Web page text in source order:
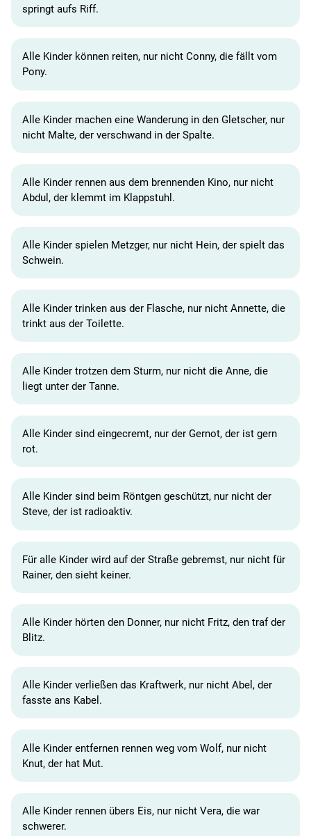
springt aufs Riff.
Alle Kinder können reiten, nur nicht Conny, die fällt vom
Pony.
Alle Kinder machen eine Wanderung in den Gletscher, nur
nicht Malte, der verschwand in der Spalte.
Alle Kinder rennen aus dem brennenden Kino, nur nicht
Abdul, der klemmt im Klappstuhl.
Alle Kinder spielen Metzger, nur nicht Hein, der spielt das
Schwein.
Alle Kinder trinken aus der Flasche, nur nicht Annette, die
trinkt aus der Toilette.
Alle Kinder trotzen dem Sturm, nur nicht die Anne, die
liegt unter der Tanne.
Alle Kinder sind eingecremt, nur der Gernot, der ist gern
rot.
Alle Kinder sind beim Röntgen geschützt, nur nicht der
Steve, der ist radioaktiv.
Für alle Kinder wird auf der Straße gebremst, nur nicht für
Rainer, den sieht keiner.
Alle Kinder hörten den Donner, nur nicht Fritz, den traf der
Blitz.
Alle Kinder verließen das Kraftwerk, nur nicht Abel, der
fasste ans Kabel.
Alle Kinder entfernen rennen weg vom Wolf, nur nicht
Knut, der hat Mut.
Alle Kinder rennen übers Eis, nur nicht Vera, die war
schwerer.